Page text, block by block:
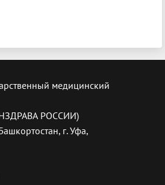
медицинский
РОССИИ)
г. Уфа,